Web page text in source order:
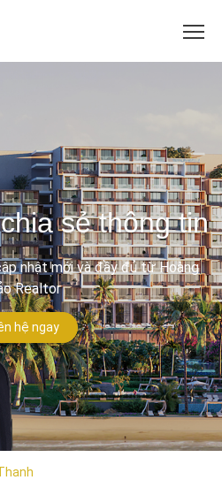
sẻ thông tin
nhật mới và đầy đủ từ Hoàng
Realtor
hệ ngay